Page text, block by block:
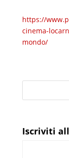
https://
cinema-
mondo/
Iscriviti